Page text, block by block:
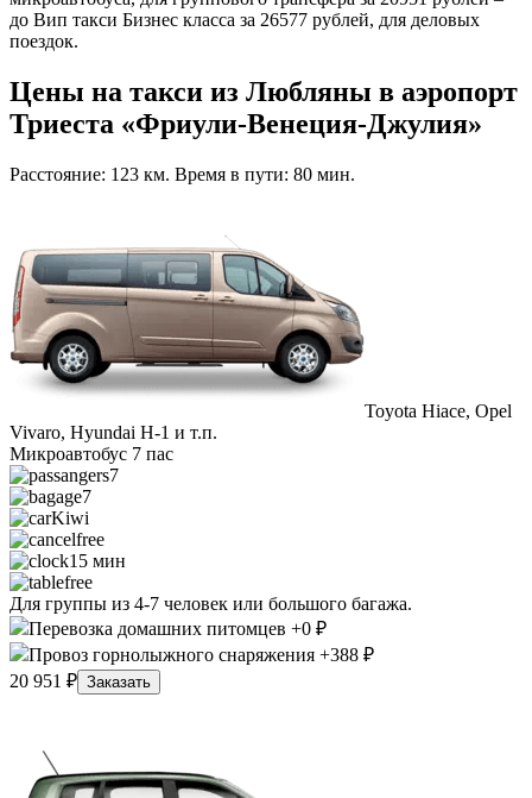
до Вип такси Бизнес класса за 26577 рублей, для деловых
поездок.
Цены на такси из Любляны в аэропорт
Триеста «Фриули-Венеция-Джулия»
Расстояние: 123 км. Время в пути: 80 мин.
Toyota Hiace, Opel
Vivaro, Hyundai H-1 и т.п.
Микроавтобус 7 пас
7
7
Kiwi
free
15 мин
free
Для группы из 4-7 человек или большого багажа.
Перевозка домашних питомцев +0 ₽
Провоз горнолыжного снаряжения +388 ₽
20 951 ₽ Заказать